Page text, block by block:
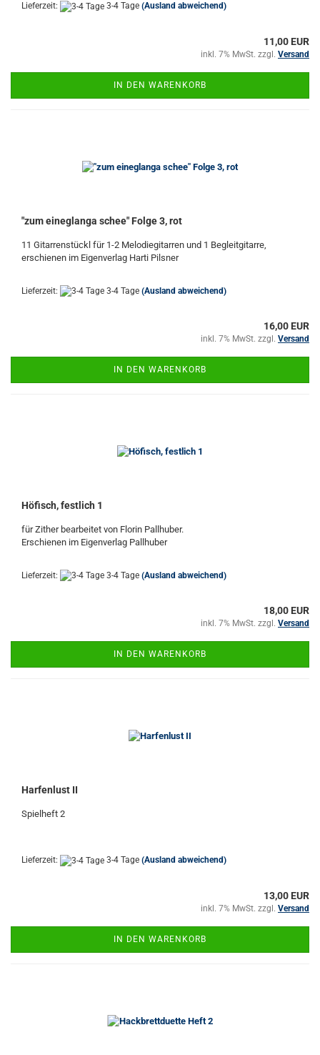
Lieferzeit: 3-4 Tage (Ausland abweichend)
11,00 EUR
inkl. 7% MwSt. zzgl. Versand
IN DEN WARENKORB
"zum eineglanga schee" Folge 3, rot
11 Gitarrenstückl für 1-2 Melodiegitarren und 1 Begleitgitarre,
erschienen im Eigenverlag Harti Pilsner
Lieferzeit: 3-4 Tage (Ausland abweichend)
16,00 EUR
inkl. 7% MwSt. zzgl. Versand
IN DEN WARENKORB
Höfisch, festlich 1
für Zither bearbeitet von Florin Pallhuber.
Erschienen im Eigenverlag Pallhuber
Lieferzeit: 3-4 Tage (Ausland abweichend)
18,00 EUR
inkl. 7% MwSt. zzgl. Versand
IN DEN WARENKORB
Harfenlust II
Spielheft 2
Lieferzeit: 3-4 Tage (Ausland abweichend)
13,00 EUR
inkl. 7% MwSt. zzgl. Versand
IN DEN WARENKORB